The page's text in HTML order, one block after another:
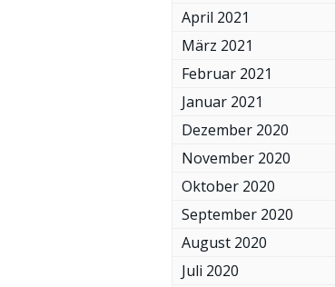
April 2021
März 2021
Februar 2021
Januar 2021
Dezember 2020
November 2020
Oktober 2020
September 2020
August 2020
Juli 2020